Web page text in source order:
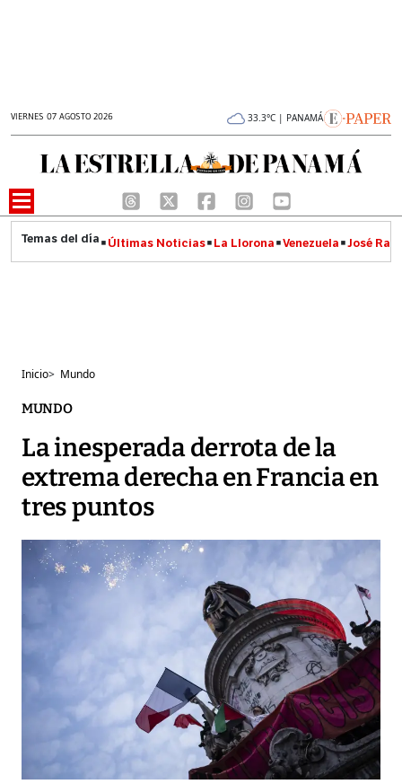
VIERNES 07 AGOSTO 2026 33.3°C | PANAMÁ
Últimas Noticias La Llorona Venezuela José
Inicio> Mundo
MUNDO
La inesperada derrota de la
extrema derecha en Francia en
tres puntos